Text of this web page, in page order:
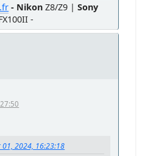
- Nikon Z8/Z9 |Sony
-
01, 2024, 16:23:18